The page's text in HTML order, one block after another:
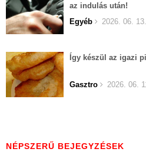
az indulás után!
Egyéb
2026. 06. 13.
Így készül az igazi
Gasztro 2026. 06.
NÉPSZERŰ BEJEGYZÉSEK